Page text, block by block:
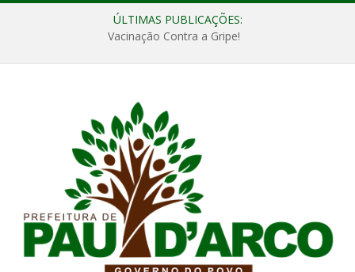
ÚLTIMAS PUBLICAÇÕES:
Vacinação Contra a Gripe!